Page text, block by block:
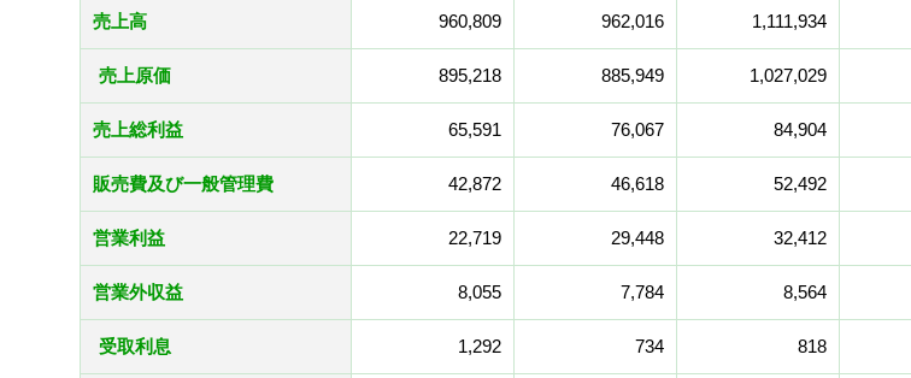
売上高 960,809 962,016 1,111,934
売上原価 895,218 885,949 1,027,029
売上総利益 65,591 76,067 84,904
販売費及び一般管理費 42,872 46,618 52,492
営業利益 22,719 29,448 32,412
営業外収益 8,055 7,784 8,564
受取利息 1,292 734 818